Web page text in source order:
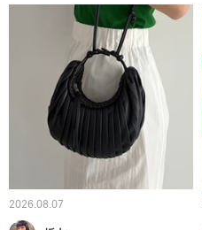
2026.08.07